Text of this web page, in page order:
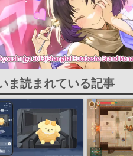
ま読まれている記事